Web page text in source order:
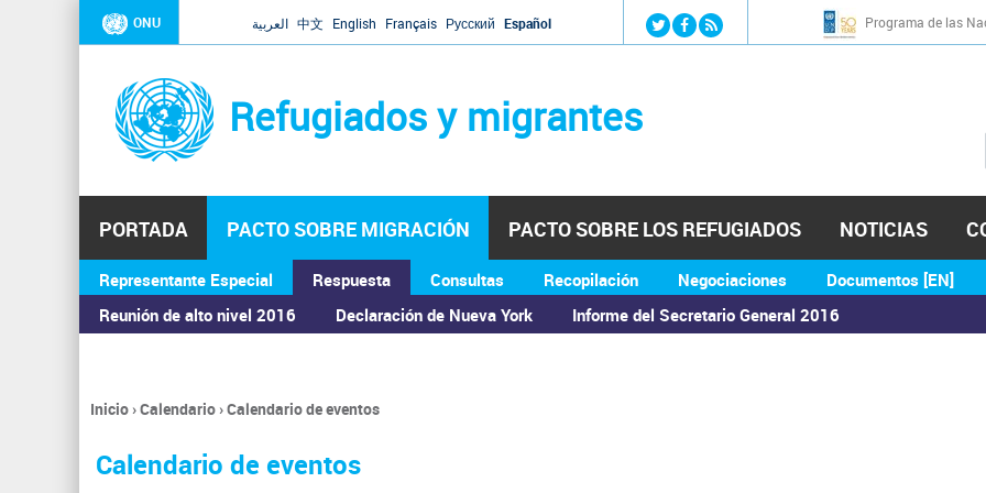
Jump to navigation
ONU العربية 中文 English Français Русский Español Programa de las
Refugiados y migrantes
PORTADA PACTO SOBRE MIGRACIÓN
Representante Especial
Respuesta
Reunión de alto nivel 2016
Declaración de Nueva York Informe del Secretario General 2016
Consultas Recopilación Negociaciones Documentos [EN]
PACTO SOBRE LOS REFUGIADOS NOTICIAS
ASAMBLEA GENERAL
Se
encuentra
usted
Inicio›Calendario›Calendario de eventos
Calendario de eventos